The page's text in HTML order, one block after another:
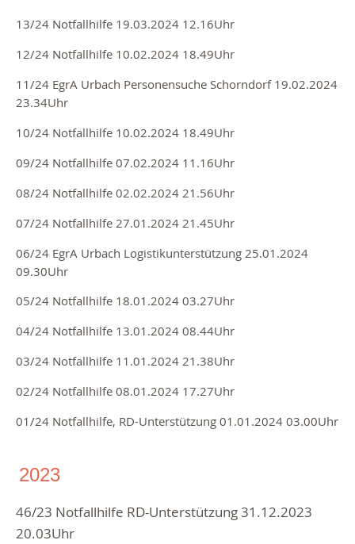
13/24 Notfallhilfe 19.03.2024 12.16Uhr
12/24 Notfallhilfe 10.02.2024 18.49Uhr
11/24 EgrA Urbach Personensuche Schorndorf19.02.2024
23.34Uhr
10/24 Notfallhilfe 10.02.2024 18.49Uhr
09/24 Notfallhilfe 07.02.2024 11.16Uhr
08/24 Notfallhilfe 02.02.2024 21.56Uhr
07/24 Notfallhilfe 27.01.2024 21.45Uhr
06/24 EgrA Urbach Logistikunterstützung 25.01.2024
09.30Uhr
05/24 Notfallhilfe 18.01.2024 03.27Uhr
04/24 Notfallhilfe 13.01.2024 08.44Uhr
03/24 Notfallhilfe 11.01.2024 21.38Uhr
02/24 Notfallhilfe 08.01.2024 17.27Uhr
01/24 Notfallhilfe, RD-Unterstützung 01.01.2024 03.00Uhr
2023
46/23 Notfallhilfe RD-Unterstützung 31.12.2023
20.03Uhr